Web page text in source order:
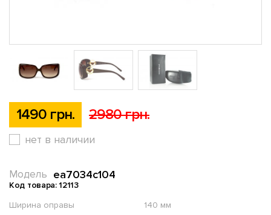
1490 грн. 2980 грн.
нет в наличии
ea7034c104
Модель
Код товара: 12113
Ширина оправы
140 мм